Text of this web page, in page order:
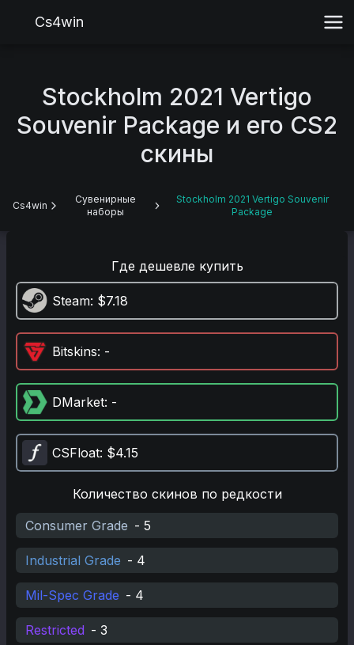
Cs4win
Stockholm 2021 Vertigo
Souvenir Package и его CS2
скины
Cs4win
Сувенирные
наборы
Stockholm 2021 Vertigo Souvenir
Package
Где дешевле купить
Steam: $7.18
Bitskins: -
DMarket: -
CSFloat: $4.15
Количество скинов по редкости
Consumer Grade - 5
Industrial Grade - 4
Mil-Spec Grade - 4
Restricted - 3